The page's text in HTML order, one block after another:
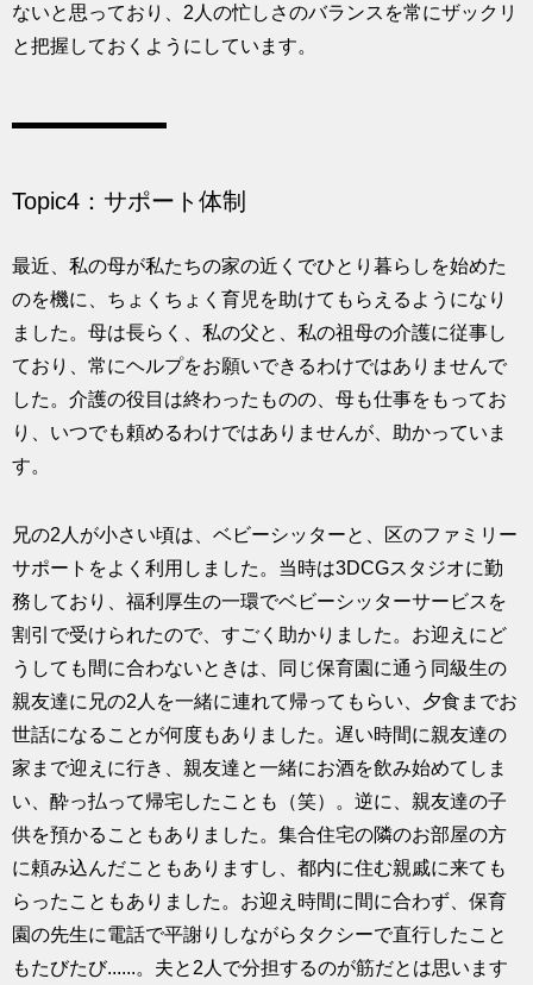
ないと思っており、2人の忙しさのバランスを常にザックリ
と把握しておくようにしています。
Topic4：サポート体制
最近、私の母が私たちの家の近くでひとり暮らしを始めた
のを機に、ちょくちょく育児を助けてもらえるようになり
ました。母は長らく、私の父と、私の祖母の介護に従事し
ており、常にヘルプをお願いできるわけではありませんで
した。介護の役目は終わったものの、母も仕事をもってお
り、いつでも頼めるわけではありませんが、助かっていま
す。
兄の2人が小さい頃は、ベビーシッターと、区のファミリー
サポートをよく利用しました。当時は3DCGスタジオに勤
務しており、福利厚生の一環でベビーシッターサービスを
割引で受けられたので、すごく助かりました。お迎えにど
うしても間に合わないときは、同じ保育園に通う同級生の
親友達に兄の2人を一緒に連れて帰ってもらい、夕食までお
世話になることが何度もありました。遅い時間に親友達の
家まで迎えに行き、親友達と一緒にお酒を飲み始めてしま
い、酔っ払って帰宅したことも（笑）。逆に、親友達の子
供を預かることもありました。集合住宅の隣のお部屋の方
に頼み込んだこともありますし、都内に住む親戚に来ても
らったこともありました。お迎え時間に間に合わず、保育
園の先生に電話で平謝りしながらタクシーで直行したこと
もたびたび......。夫と2人で分担するのが筋だとは思います